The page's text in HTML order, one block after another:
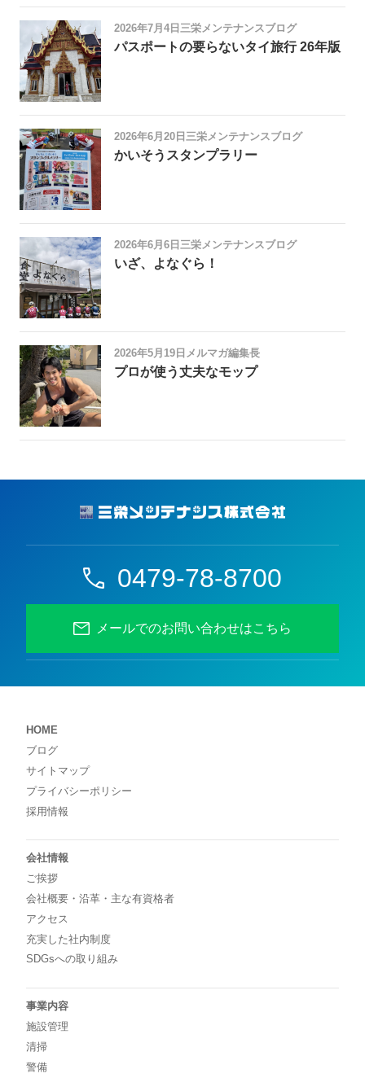
2026年7月4日 三栄メンテナンスブログ
パスポートの要らないタイ旅行 26年版
2026年6月20日 三栄メンテナンスブログ
かいそうスタンプラリー
2026年6月6日 三栄メンテナンスブログ
いざ、よなぐら！
2026年5月19日 メルマガ編集長
プロが使う丈夫なモップ
0479-78-8700
メールでのお問い合わせはこちら
HOME
ブログ
サイトマップ
プライバシーポリシー
採用情報
会社情報
ご挨拶
会社概要・沿革・主な有資格者
アクセス
充実した社内制度
SDGsへの取り組み
事業内容
施設管理
清掃
警備